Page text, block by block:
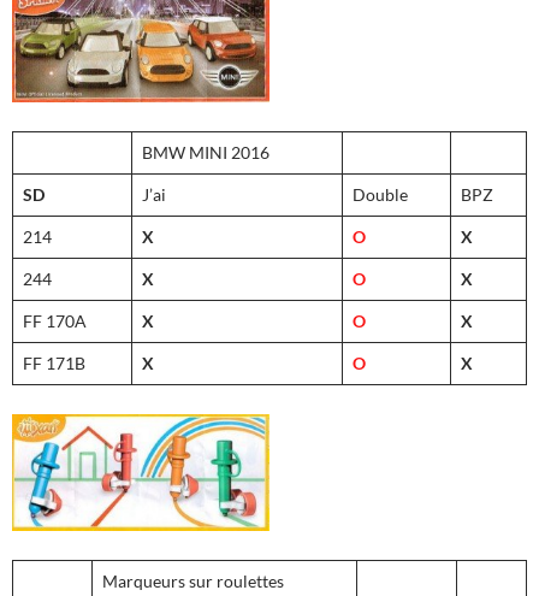
BMW MINI 2016
SD J’ai Double BPZ
214 X O X
244 X O X
FF 170A X O X
FF 171B X O X
Marqueurs sur roulettes